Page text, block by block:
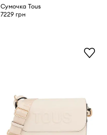
Сумочка Tous
7229 грн